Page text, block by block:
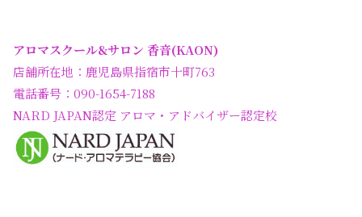
アロマスクール&サロン 香音(KAON)
店舗所在地：鹿児島県指宿市十町763
電話番号：090-1654-7188
NARD JAPAN認定 アロマ・アドバイザー認定校